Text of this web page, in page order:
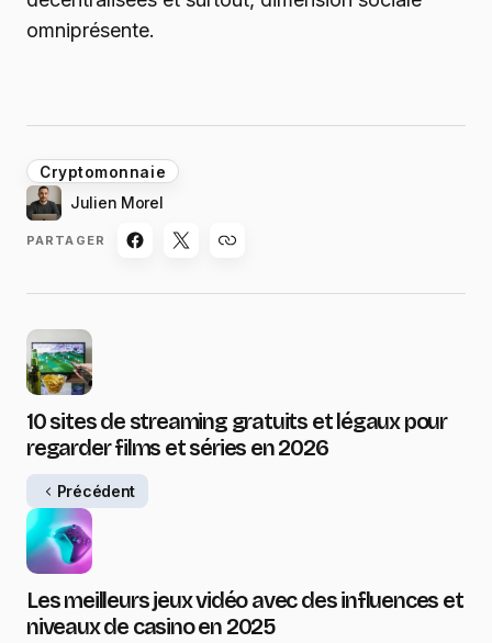
omniprésente.
Cryptomonnaie
Julien Morel
PARTAGER
10 sites de streaming gratuits et légaux pour
regarder films et séries en 2026
Précédent
Les meilleurs jeux vidéo avec des influences et
niveaux de casino en 2025